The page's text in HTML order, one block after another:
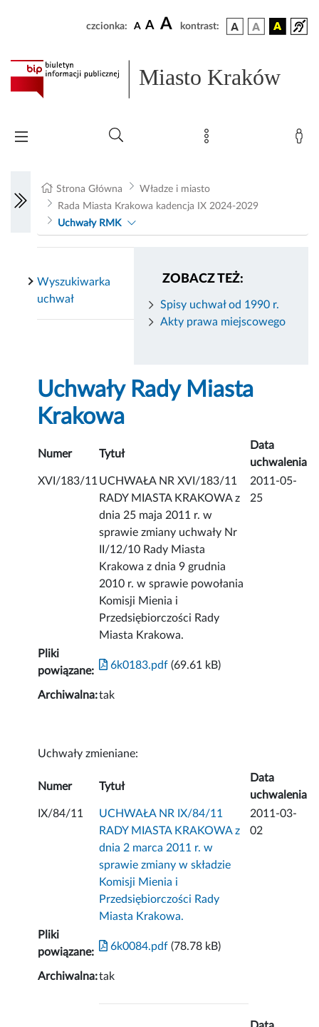
czcionka: A A A kontrast:
Miasto Kraków
Strona Główna
Władze i miasto
Rada Miasta Krakowa kadencja IX 2024-2029
Uchwały RMK
ZOBACZ TEŻ:
Spisy uchwał od 1990 r.
Akty prawa miejscowego
Wyszukiwarka
uchwał
Uchwały Rady Miasta
Krakowa
Numer Tytuł
Data
uchwalenia
XVI/183/11 UCHWAŁA NR XVI/183/11
RADY MIASTA KRAKOWA z
dnia 25 maja 2011 r. w
sprawie zmiany uchwały Nr
II/12/10 Rady Miasta
Krakowa z dnia 9 grudnia
2010 r. w sprawie powołania
Komisji Mienia i
Przedsiębiorczości Rady
Miasta Krakowa.
2011-05-
25
Pliki
powiązane:
6k0183.pdf (69.61 kB)
Archiwalna:tak
Uchwały zmieniane:
Numer Tytuł
Data
uchwalenia
IX/84/11
UCHWAŁA NR IX/84/11
RADY MIASTA KRAKOWA z
dnia 2 marca 2011 r. w
sprawie zmiany w składzie
Komisji Mienia i
Przedsiębiorczości Rady
Miasta Krakowa.
2011-03-
02
Pliki
powiązane:
6k0084.pdf (78.78 kB)
Archiwalna:tak